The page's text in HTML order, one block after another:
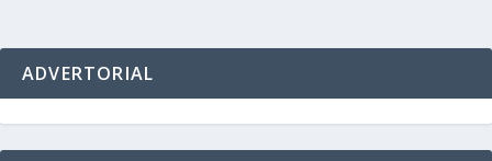
ADVERTORIAL